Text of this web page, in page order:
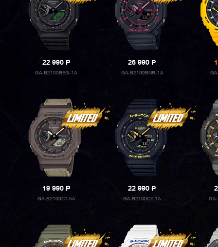
22 990P
GA-B2100BEG-1A
26 990P
GA-B2100BNR-1A
19 990P
GA-B2100CT-5A
22 990P
GA-B2100CY-1A